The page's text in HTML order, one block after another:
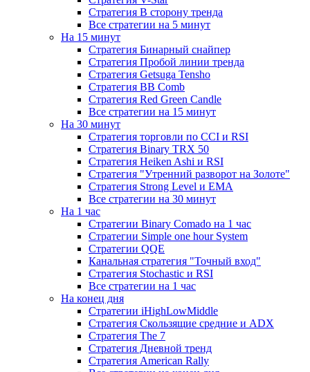
Стратегия В сторону тренда
Все стратегии на 5 минут
На 15 минут
Стратегия Бинарный снайпер
Стратегия Пробой линии тренда
Стратегия Getsuga Tensho
Стратегия ВВ Comb
Стратегия Red Green Candle
Все стратегии на 15 минут
На 30 минут
Стратегия торговли по CCI и RSI
Стратегия Binary TRX 50
Стратегия Heiken Ashi и RSI
Стратегия "Утренний разворот на Золоте"
Стратегия Strong Level и EMA
Все стратегии на 30 минут
На 1 час
Стратегии Binary Comado на 1 час
Стратегии Simple one hour System
Стратегии QQE
Канальная стратегия "Точный вход"
Стратегия Stochastic и RSI
Все стратегии на 1 час
На конец дня
Стратегии iHighLowMiddle
Стратегия Скользящие средние и ADX
Стратегия The 7
Стратегия Дневной тренд
Стратегия American Rally